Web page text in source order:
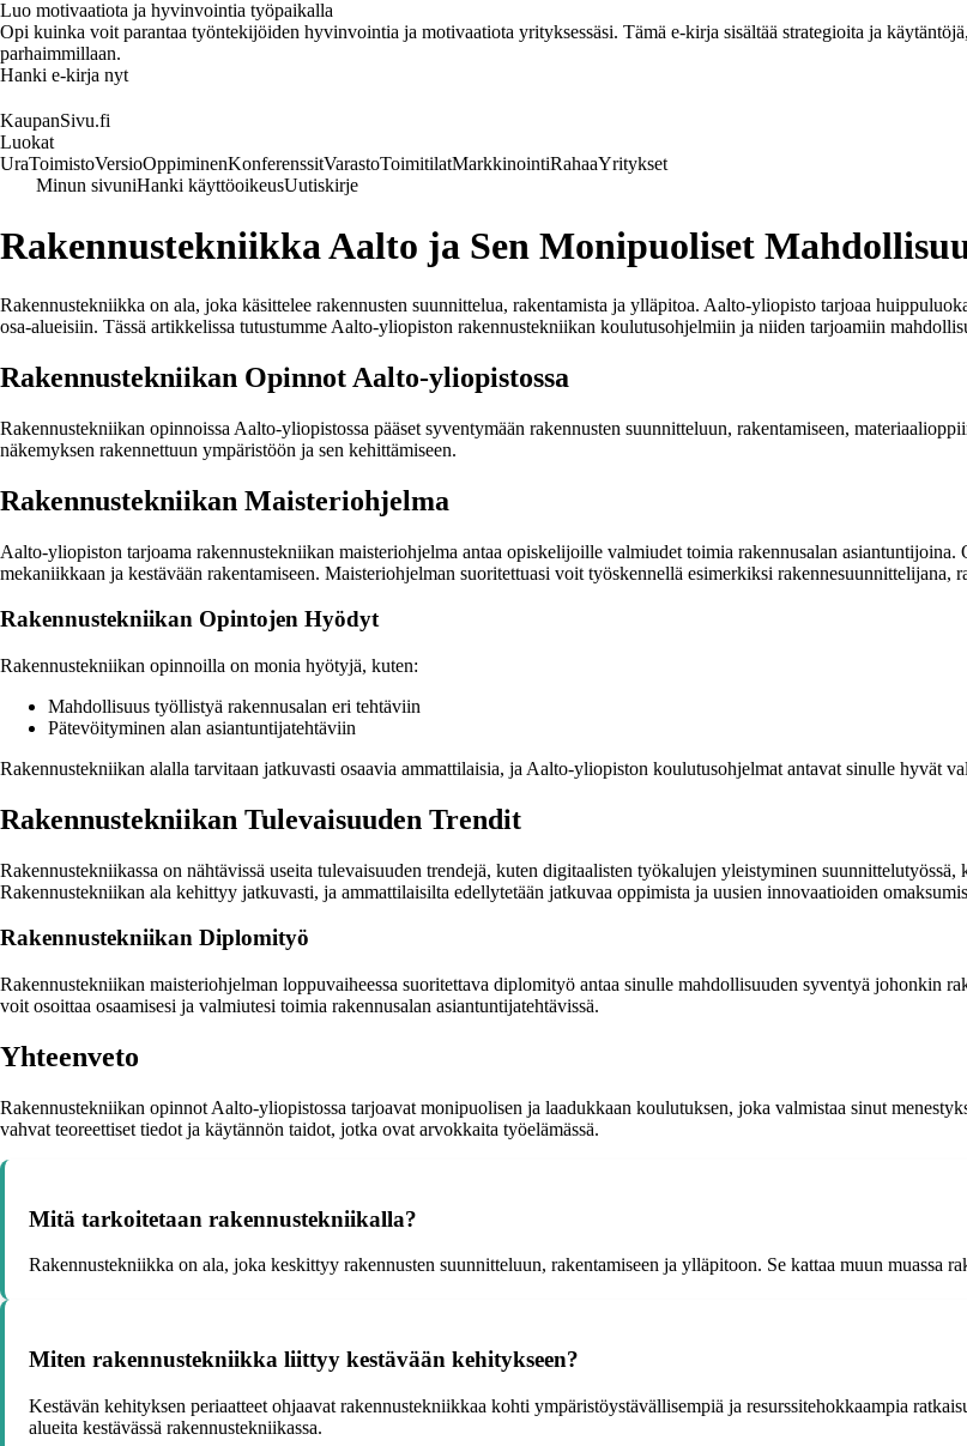
Luo motivaatiota ja hyvinvointia työpaikalla
Opi kuinka voit parantaa työntekijöiden hyvinvointia ja motivaatiota yrityksessäsi. Tämä e-kirja sisältää strategioita ja
parhaimmillaan.
Hanki e-kirja nyt
KaupanSivu.fi
Luokat
UraToimistoVersioOppiminenKonferenssitVarastoToimitilatMarkkinointiRahaaYritykset
Minun sivuniHanki käyttöoikeusUutiskirje
Rakennustekniikka Aalto ja Sen Monipuoliset
Rakennustekniikka on ala, joka käsittelee rakennusten suunnittelua, rakentamista ja ylläpitoa. Aalto-yliopisto tarjoaa
osa-alueisiin. Tässä artikkelissa tutustumme Aalto-yliopiston rakennustekniikan koulutusohjelmiin ja niiden tarjoamiin
Rakennustekniikan Opinnot Aalto-yliopistossa
Rakennustekniikan opinnoissa Aalto-yliopistossa pääset syventymään rakennusten suunnitteluun, rakentamiseen,
näkemyksen rakennettuun ympäristöön ja sen kehittämiseen.
Rakennustekniikan Maisteriohjelma
Aalto-yliopiston tarjoama rakennustekniikan maisteriohjelma antaa opiskelijoille valmiudet toimia rakennusalan
mekaniikkaan ja kestävään rakentamiseen. Maisteriohjelman suoritettuasi voit työskennellä esimerkiksi rakennesuunnittelijana,
Rakennustekniikan Opintojen Hyödyt
Rakennustekniikan opinnoilla on monia hyötyjä, kuten:
Mahdollisuus työllistyä rakennusalan eri tehtäviin
Pätevöityminen alan asiantuntijatehtäviin
Rakennustekniikan alalla tarvitaan jatkuvasti osaavia ammattilaisia, ja Aalto-yliopiston koulutusohjelmat antavat sinulle hyvät
Rakennustekniikan Tulevaisuuden Trendit
Rakennustekniikassa on nähtävissä useita tulevaisuuden trendejä, kuten digitaalisten työkalujen yleistyminen
Rakennustekniikan ala kehittyy jatkuvasti, ja ammattilaisilta edellytetään jatkuvaa oppimista ja uusien innovaatioiden
Rakennustekniikan Diplomityö
Rakennustekniikan maisteriohjelman loppuvaiheessa suoritettava diplomityö antaa sinulle mahdollisuuden syventyä johonkin
voit osoittaa osaamisesi ja valmiutesi toimia rakennusalan asiantuntijatehtävissä.
Yhteenveto
Rakennustekniikan opinnot Aalto-yliopistossa tarjoavat monipuolisen ja laadukkaan koulutuksen, joka valmistaa sinut
vahvat teoreettiset tiedot ja käytännön taidot, jotka ovat arvokkaita työelämässä.
Mitä tarkoitetaan rakennustekniikalla?
Rakennustekniikka on ala, joka keskittyy rakennusten suunnitteluun, rakentamiseen ja ylläpitoon. Se kattaa muun muassa
Miten rakennustekniikka liittyy kestävään kehitykseen?
Kestävän kehityksen periaatteet ohjaavat rakennustekniikkaa kohti ympäristöystävällisempiä ja resurssitehokkaampia
alueita kestävässä rakennustekniikassa.